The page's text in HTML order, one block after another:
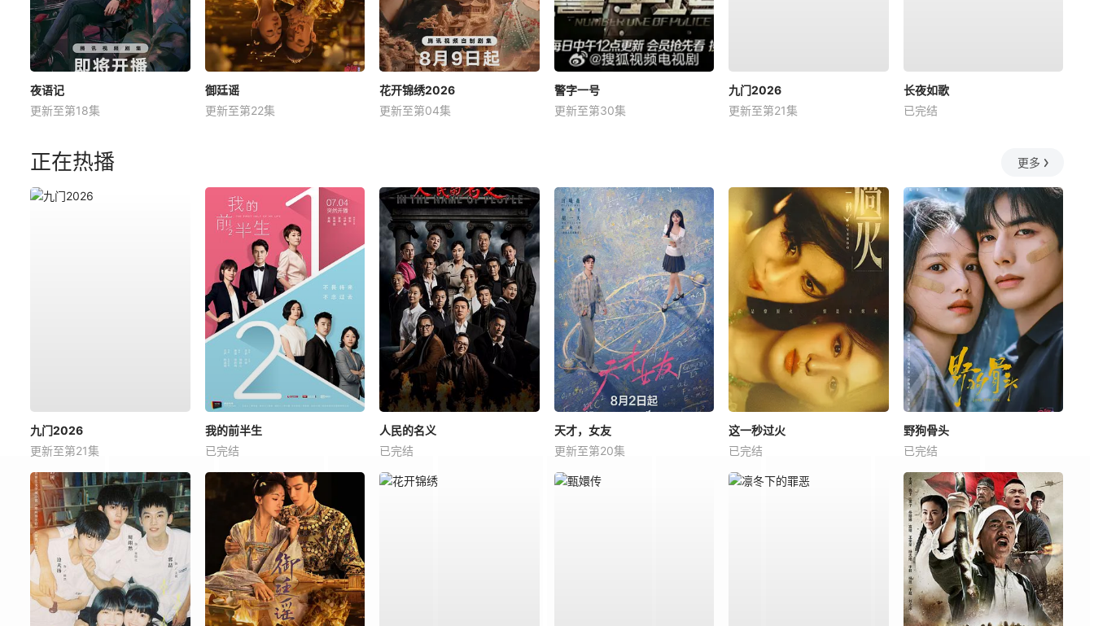
夜语记
更新至第18集
御廷谣
更新至第22集
花开锦绣2026
更新至第04集
警字一号
更新至第30集
九门2026
更新至第21集
长夜如歌
已完结
正在热播 更多
九门2026
更新至第21集
我的前半生
已完结
人民的名义
已完结
天才，女友
更新至第20集
这一秒过火
已完结
野狗骨头
已完结